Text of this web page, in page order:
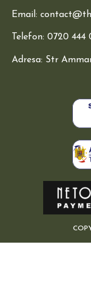
Email:
Telefon: 0720 444
Adresa: Str